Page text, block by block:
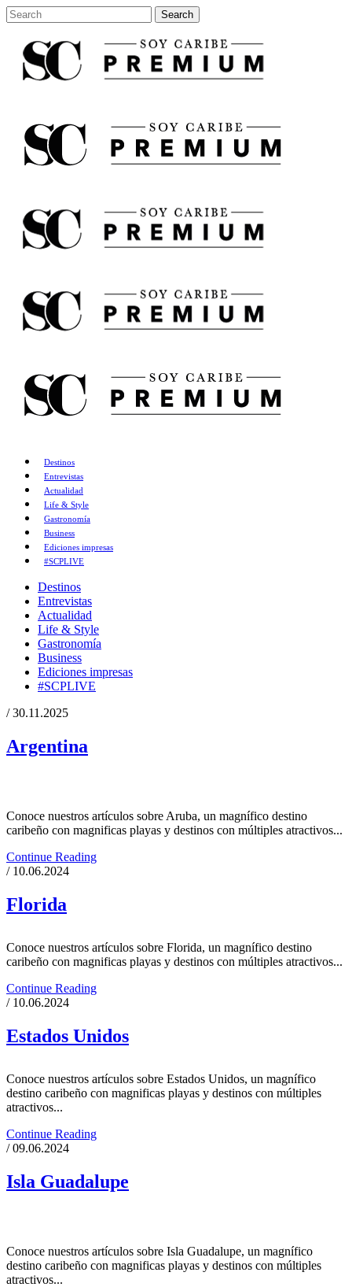
Destinos
Entrevistas
Actualidad
Life & Style
Gastronomía
Business
Ediciones impresas
#SCPLIVE
Destinos
Entrevistas
Actualidad
Life & Style
Gastronomía
Business
Ediciones impresas
#SCPLIVE
/ 30.11.2025
Argentina
Conoce nuestros artículos sobre Aruba, un magnífico destino
caribeño con magnificas playas y destinos con múltiples atractivos...
Continue Reading
/ 10.06.2024
Florida
Conoce nuestros artículos sobre Florida, un magnífico destino
caribeño con magnificas playas y destinos con múltiples atractivos...
Continue Reading
/ 10.06.2024
Estados Unidos
Conoce nuestros artículos sobre Estados Unidos, un magnífico
destino caribeño con magnificas playas y destinos con múltiples
atractivos...
Continue Reading
/ 09.06.2024
Isla Guadalupe
Conoce nuestros artículos sobre Isla Guadalupe, un magnífico
destino caribeño con magnificas playas y destinos con múltiples
atractivos...